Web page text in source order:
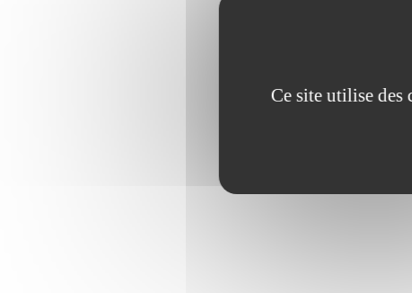
Ce site utilise des